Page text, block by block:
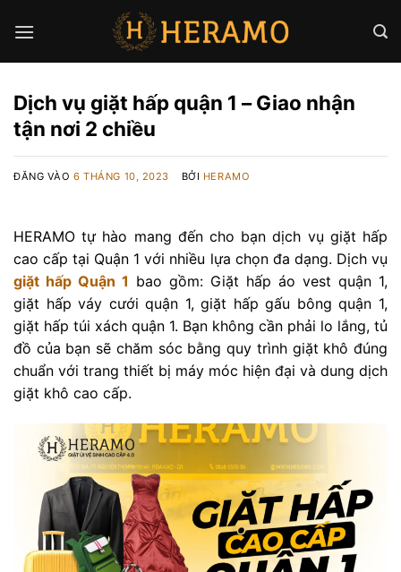
qua
Dịch vụ giặt hấp quận 1 – Giao nhận
tận nơi 2 chiều
ĐĂNG VÀO6 THÁNG 10, 2023 BỞI HERAMO
HERAMO tự hào mang đến cho bạn dịch vụ giặt hấp
cao cấp tại Quận 1 với nhiều lựa chọn đa dạng. Dịch vụ
giặt hấp Quận 1 bao gồm: Giặt hấp áo vest quận 1,
giặt hấp váy cưới quận 1, giặt hấp gấu bông quận 1,
giặt hấp túi xách quận 1. Bạn không cần phải lo lắng, tủ
đồ của bạn sẽ chăm sóc bằng quy trình giặt khô đúng
chuẩn với trang thiết bị máy móc hiện đại và dung dịch
giặt khô cao cấp.